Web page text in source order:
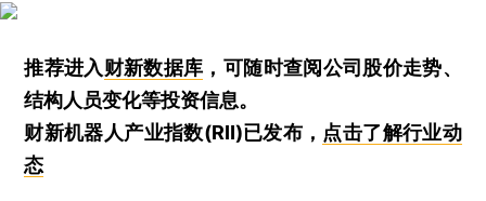
推荐进入财新数据库 ，可随时查阅公司股价走势、
结构人员变化等投资信息。
财新机器人产业指数(RII)已发布， 点击了解行业动
态